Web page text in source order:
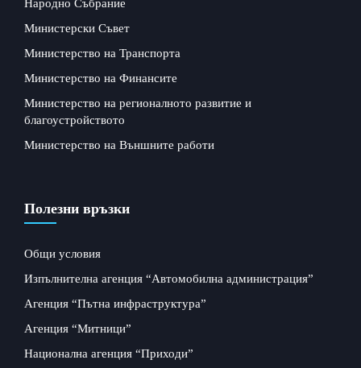
Народно Събрание
Министерски Съвет
Министерство на Транспорта
Министерство на Финансите
Министерство на регионалното развитие и
благоустройството
Министерство на Външните работи
Полезни връзки
Общи условия
Изпълнителна агенция “Автомобилна администрация”
Агенция “Пътна инфраструктура”
Агенция “Митници”
Национална агенция “Приходи”